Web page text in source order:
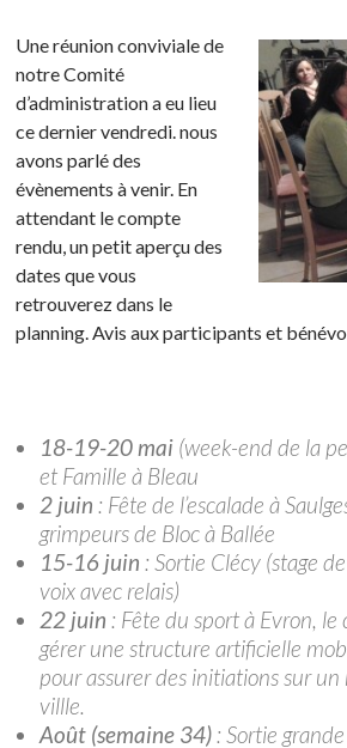
Une réunion conviviale de
notre Comité
d’administration a eu lieu
ce dernier vendredi. nous
avons parlé des
évènements à venir. En
attendant le compte
rendu, un petit aperçu des
dates que vous
retrouverez dans le
planning. Avis aux participants et
18-19-20 mai (week-end de la
et Famille à Bleau
2 juin : Fête de l’escalade à
grimpeurs de Bloc à Ballée
15-16 juin : Sortie Clécy (stage
voix avec relais)
22 juin : Fête du sport à Evron,
gérer une structure artificielle
pour assurer des initiations sur
villle.
Août (semaine 34): Sortie